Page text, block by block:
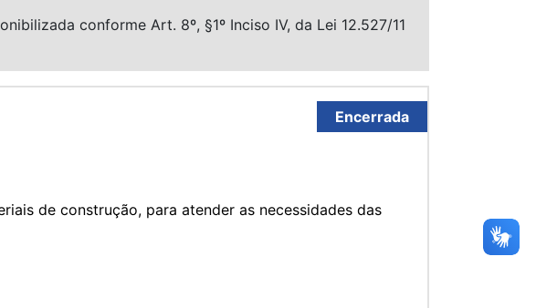
conforme Art. 8º, §1º Inciso IV, da Lei 12.527/11
Encerrada
de construção, para atender as necessidades das